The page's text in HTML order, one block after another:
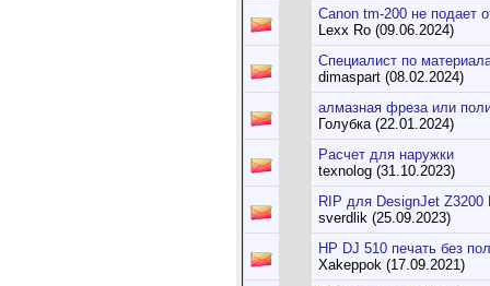
Canon tm-200 не подает
Lexx Ro (09.06.2024)
Специалист по
dimaspart (08.02.2024)
алмазная фреза или
Голубка (22.01.2024)
Расчет для наружки
texnolog (31.10.2023)
RIP для DesignJet Z3200
sverdlik (25.09.2023)
HP DJ 510 печать без
Xakeppok (17.09.2021)